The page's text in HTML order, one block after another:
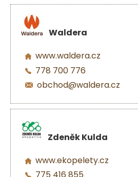
Waldera
www.waldera.cz
778 700 776
obchod@waldera.cz
Zdeněk Kulda
www.ekopelety.cz